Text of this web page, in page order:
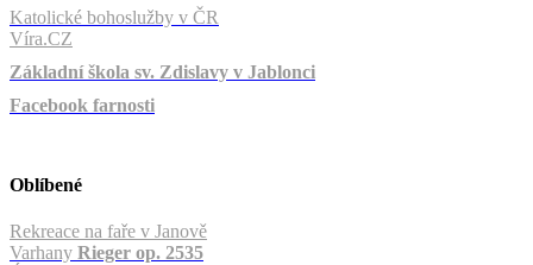
Katolické bohoslužby v ČR
Víra.CZ
Základní škola sv. Zdislavy v Jablonci
Facebook farnosti
Oblíbené
Rekreace na faře v Janově
Varhany Rieger op. 2535